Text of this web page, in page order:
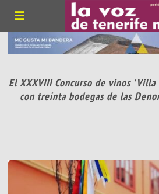
El XXXVIII Concurso de vinos
con treinta bodegas de las